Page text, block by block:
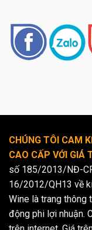
CHÚNG TÔI CAM
CAO CẤP VỚI GIÁ
số 185/2013/NĐ-
16/2012/QH13 về
Wine là trang thông
động phi lợi nhuận.